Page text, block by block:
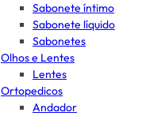
Sabonete íntimo
Sabonete líquido
Sabonetes
Olhos e Lentes
Lentes
Ortopedicos
Andador